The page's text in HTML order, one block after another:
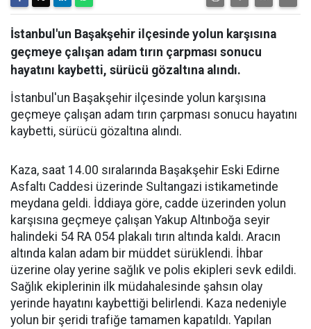
İstanbul'un Başakşehir ilçesinde yolun karşısına
geçmeye çalışan adam tırın çarpması sonucu
hayatını kaybetti, sürücü gözaltına alındı.
İstanbul'un Başakşehir ilçesinde yolun karşısına
geçmeye çalışan adam tırın çarpması sonucu hayatını
kaybetti, sürücü gözaltına alındı.
Kaza, saat 14.00 sıralarında Başakşehir Eski Edirne
Asfaltı Caddesi üzerinde Sultangazi istikametinde
meydana geldi. İddiaya göre, cadde üzerinden yolun
karşısına geçmeye çalışan Yakup Altınboğa seyir
halindeki 54 RA 054 plakalı tırın altında kaldı. Aracın
altında kalan adam bir müddet sürüklendi. İhbar
üzerine olay yerine sağlık ve polis ekipleri sevk edildi.
Sağlık ekiplerinin ilk müdahalesinde şahsın olay
yerinde hayatını kaybettiği belirlendi. Kaza nedeniyle
yolun bir şeridi trafiğe tamamen kapatıldı. Yapılan